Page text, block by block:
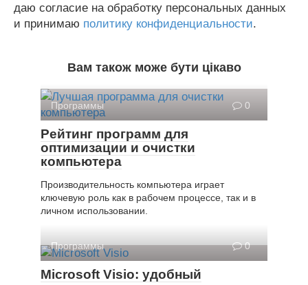
даю согласие на обработку персональных данных
и принимаю политику конфиденциальности.
Вам також може бути цікаво
Программы 0
Рейтинг программ для
оптимизации и очистки
компьютера
Производительность компьютера играет
ключевую роль как в рабочем процессе, так и в
личном использовании.
Программы 0
Microsoft Visio: удобный